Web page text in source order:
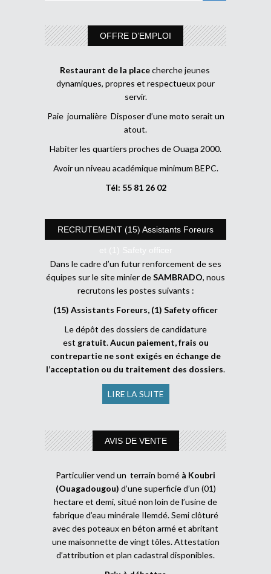
OFFRE D’EMPLOI
Restaurant de la placecherche jeunes
dynamiques, propres et respectueux pour
servir.
Paie journalière Disposer d’une moto serait un
atout.
Habiter les quartiers proches de Ouaga 2000.
Avoir un niveau académique minimum BEPC.
Tél: 55 81 26 02
RECRUTEMENT (15) Assistants Foreurs
et (1) Safety officer
Dans le cadre d’un futur renforcement de ses
équipes sur le site minier deSAMBRADO, nous
recrutons les postes suivants :
(15) Assistants Foreurs, (1) Safety officer
Le dépôt des dossiers de candidature
est gratuit.Aucun paiement, frais ou
contrepartie ne sont exigés en échange de
l’acceptation ou du traitement des dossiers.
LIRE LA SUITE
AVIS DE VENTE
Particulier vend un terrain borné à Koubri
(Ouagadougou) d’une superficie d’un (01)
hectare et demi, situé non loin de l’usine de
fabrique d’eau minérale Ilemdé. Semi clôturé
avec des poteaux en béton armé et abritant
une maisonnette de vingt tôles. Attestation
d’attribution et plan cadastral disponibles.